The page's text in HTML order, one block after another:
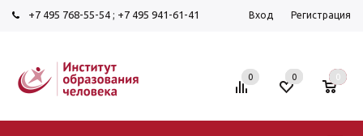
+7 495 768-55-54 ; +7 495 941-61-41 Вход Регистрация
0 0 0